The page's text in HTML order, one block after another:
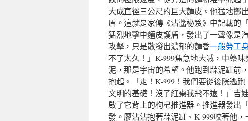
大成直徑三公尺的巨大麵皮。他猛地擲
盾。這就是家傳《沾醬秘笈》中記載的
猛烈地擊中麵皮護盾，發出了一聲像是
攻擊，只是散發出濃郁的麵香一般勞工
不了太久！」K-999焦急地大喊，中藥
泥，那是宇宙的希望。他跑到蒜泥缸前
抱起。「走！K-999！我們要從後院逃
文明的基礎！沒了紅棗我飛不遠！」吉
啟了它背上的枸杞推進器。推進器發出
發。廖沾沾抱著蒜泥缸、K-999咬著他